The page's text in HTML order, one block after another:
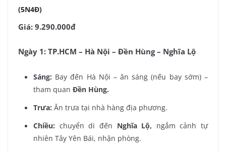
(5N4Đ)
Giá: 9.290.000đ
Ngày 1: TP.HCM – Hà Nội – Đền Hùng – Nghĩa Lộ
Sáng: Bay đến Hà Nội – ăn sáng (nếu bay sớm) –
tham quan Đền Hùng.
Trưa: Ăn trưa tại nhà hàng địa phương.
Chiều: chuyển di đến Nghĩa Lộ, ngắm cảnh tự
nhiên Tây Yên Bái, nhận phòng.